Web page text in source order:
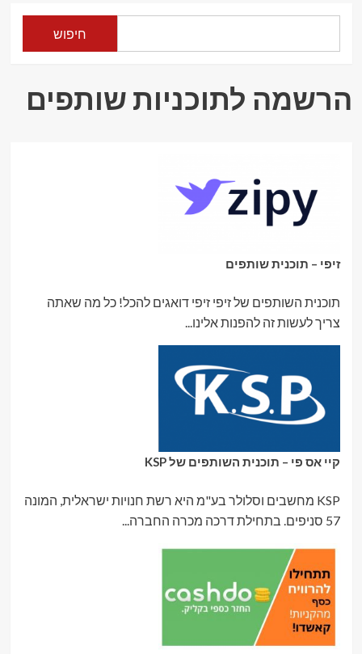
בוחרים
ד"ר
חיפוש
הרשמה לתוכניות שותפים
זיפי – תוכנית שותפים
תוכנית השותפים של זיפי זיפי דואגים להכל! כל מה שאתה
צריך לעשות זה להפנות אלינו...
קיי אס פי – תוכנית השותפים של KSP
KSP מחשבים וסלולר בע"מ היא רשת חנויות ישראלית, המונה
57 סניפים. בתחילת דרכה מכרה החברה...